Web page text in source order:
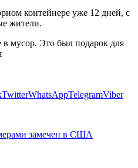
контейнере уже 12 дней, с
жители.
TwitterWhatsAppTelegramViber
замечен в США